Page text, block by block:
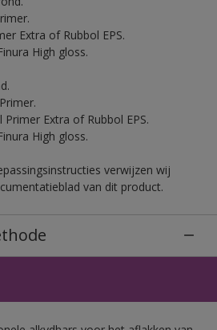
Extra of Rubbol EPS.
High gloss.
Extra of Rubbol EPS.
High gloss.
verwijzen wij
van dit product.